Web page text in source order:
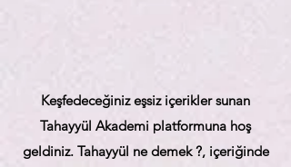
Keşfedeceğiniz eşsiz içerikler sunan
Tahayyül Akademi platformuna hoş
geldiniz. Tahayyül ne demek ?, içeriğinde